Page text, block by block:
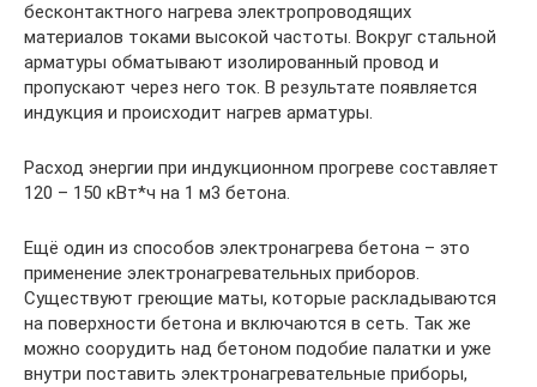
бесконтактного нагрева электропроводящих
материалов токами высокой частоты. Вокруг стальной
арматуры обматывают изолированный провод и
пропускают через него ток. В результате появляется
индукция и происходит нагрев арматуры.
Расход энергии при индукционном прогреве составляет
120 – 150 кВт*ч на 1 м3 бетона.
Ещё один из способов электронагрева бетона – это
применение электронагревательных приборов.
Существуют греющие маты, которые раскладываются
на поверхности бетона и включаются в сеть. Так же
можно соорудить над бетоном подобие палатки и уже
внутри поставить электронагревательные приборы,